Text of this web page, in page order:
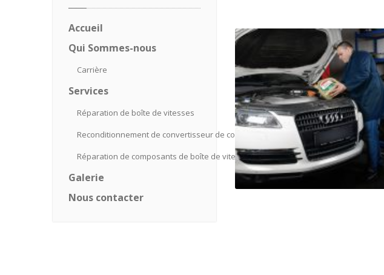
Accueil
Qui Sommes-nous
Carrière
Services
Réparation de boîte de vitesses
Reconditionnement de convertisseur de couple
Réparation de composants de boîte de vitesses
Galerie
Nous contacter